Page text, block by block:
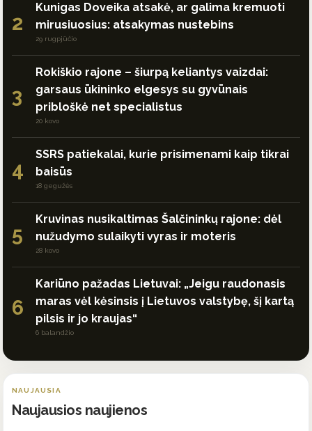
2
Kunigas Doveika atsakė, ar galima kremuoti
mirusiuosius: atsakymas nustebins
29 rugpjūčio
3
Rokiškio rajone – šiurpą keliantys vaizdai:
garsaus ūkininko elgesys su gyvūnais
pribloškė net specialistus
20 kovo
4
SSRS patiekalai, kurie prisimenami kaip tikrai
baisūs
18 gegužės
5
Kruvinas nusikaltimas Šalčininkų rajone: dėl
nužudymo sulaikyti vyras ir moteris
28 kovo
6
Kariūno pažadas Lietuvai: „Jeigu raudonasis
maras vėl kėsinsis į Lietuvos valstybę, šį kartą
pilsis ir jo kraujas“
6 balandžio
NAUJAUSIA
Naujausios naujienos